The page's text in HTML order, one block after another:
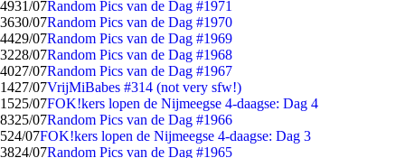
4931/07Random Pics van de Dag #1971
3630/07Random Pics van de Dag #1970
4429/07Random Pics van de Dag #1969
3228/07Random Pics van de Dag #1968
4027/07Random Pics van de Dag #1967
1427/07VrijMiBabes #314 (not very sfw!)
1525/07FOK!kers lopen de Nijmeegse 4-daagse: Dag 4
8325/07Random Pics van de Dag #1966
524/07FOK!kers lopen de Nijmeegse 4-daagse: Dag 3
3824/07Random Pics van de Dag #1965